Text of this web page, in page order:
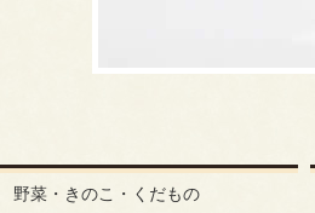
野菜・きのこ・くだもの